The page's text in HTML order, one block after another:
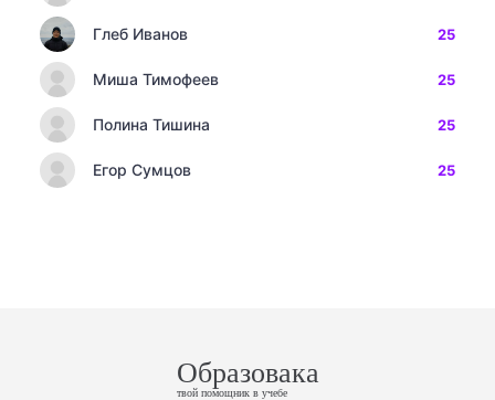
Глеб Иванов 25
Миша Тимофеев 25
Полина Тишина 25
Егор Сумцов 25
Образовака
твой помощник в учебе